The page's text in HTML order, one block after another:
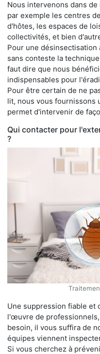
Nous intervenons dans
par exemple les centres
d'hôtes, les espaces de
collectivités, et bien
Pour une désinsectisation
sans conteste la
faut dire que nous
indispensables pour
Pour être certain de ne
lit, nous vous fournissons
permet d'intervenir de
Qui contacter pour
?
Une suppression fiable et
l'œuvre de
besoin, il vous suffira de
équipes viennent
Si vous cherchez à